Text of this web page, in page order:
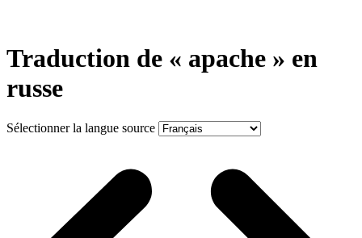
Traduction de « apache » en
russe
Sélectionner la langue source